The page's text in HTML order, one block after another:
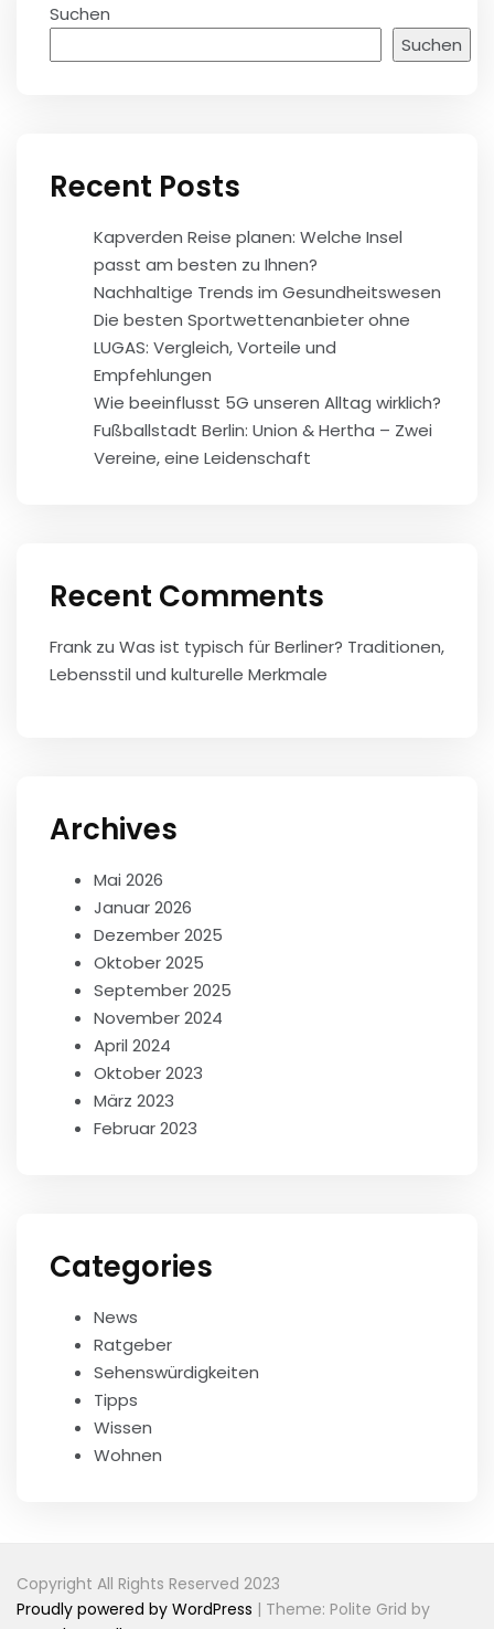
Suchen
Suchen
Recent Posts
Kapverden Reise planen: Welche Insel
passt am besten zu Ihnen?
Nachhaltige Trends im Gesundheitswesen
Die besten Sportwettenanbieter ohne
LUGAS: Vergleich, Vorteile und
Empfehlungen
Wie beeinflusst 5G unseren Alltag wirklich?
Fußballstadt Berlin: Union & Hertha – Zwei
Vereine, eine Leidenschaft
Recent Comments
Frank zu Was ist typisch für Berliner? Traditionen,
Lebensstil und kulturelle Merkmale
Archives
Mai 2026
Januar 2026
Dezember 2025
Oktober 2025
September 2025
November 2024
April 2024
Oktober 2023
März 2023
Februar 2023
Categories
News
Ratgeber
Sehenswürdigkeiten
Tipps
Wissen
Wohnen
Copyright All Rights Reserved 2023
Proudly powered by WordPress | Theme: Polite Grid by